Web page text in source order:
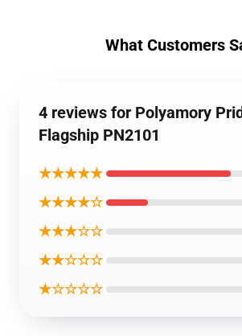
What Customers
4 reviews for Polyamory
Flagship PN2101
★★★★★
★★★★☆
★★★☆☆
★★☆☆☆
★☆☆☆☆